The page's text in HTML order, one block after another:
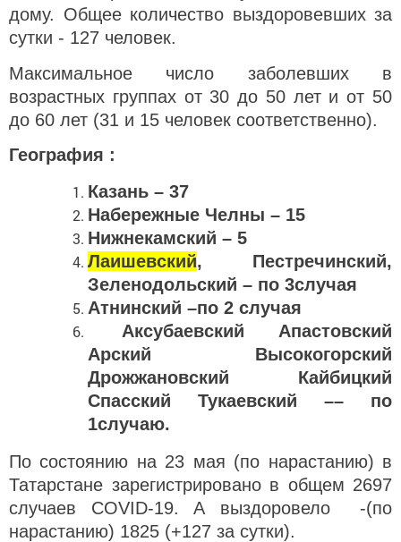
дому. Общее количество выздоровевших за
сутки - 127 человек.
Максимальное число заболевших в
возрастных группах от 30 до 50 лет и от 50
до 60 лет (31 и 15 человек соответственно).
География :
Казань – 37
Набережные Челны – 15
Нижнекамский – 5
Лаишевский, Пестречинский,
Зеленодольский – по 3случая
Атнинский –по 2 случая
Аксубаевский Апастовский
Арский Высокогорский
Дрожжановский Кайбицкий
Спасский Тукаевский –– по
1случаю.
По состоянию на 23 мая (по нарастанию) в
Татарстане зарегистрировано в общем 2697
случаев COVID-19. А выздоровело -(по
нарастанию) 1825 (+127 за сутки).